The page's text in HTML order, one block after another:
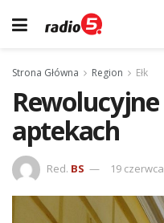
Strona Główna Region Ełk
aptekach
Red. BS 19